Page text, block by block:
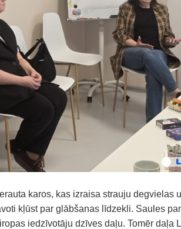
karos, kas izraisa strauju degvielas
kļūst par glābšanas līdzekli. Saules
iedzīvotāju dzīves daļu. Tomēr daļa